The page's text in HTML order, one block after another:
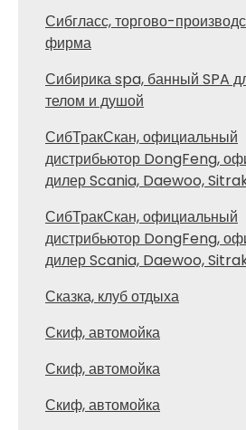
Сибгласс, торгово-
фирма
Сибирика spa, банный SPA
телом и душой
СибТракСкан, официальный
дистрибьютор DongFeng,
дилер Scania, Daewoo,
СибТракСкан, официальный
дистрибьютор DongFeng,
дилер Scania, Daewoo,
Сказка, клуб отдыха
Скиф, автомойка
Скиф, автомойка
Скиф, автомойка